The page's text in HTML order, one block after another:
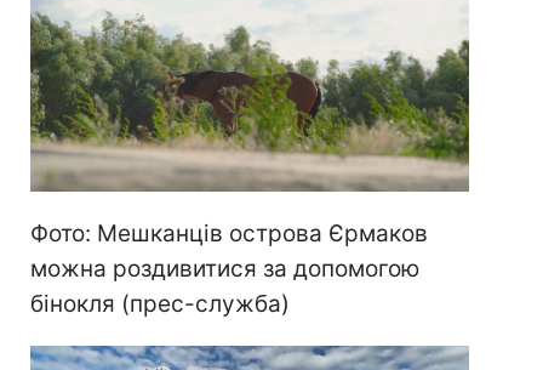
Фото: Мешканців острова Єрмаков
можна роздивитися за допомогою
бінокля (прес-служба)